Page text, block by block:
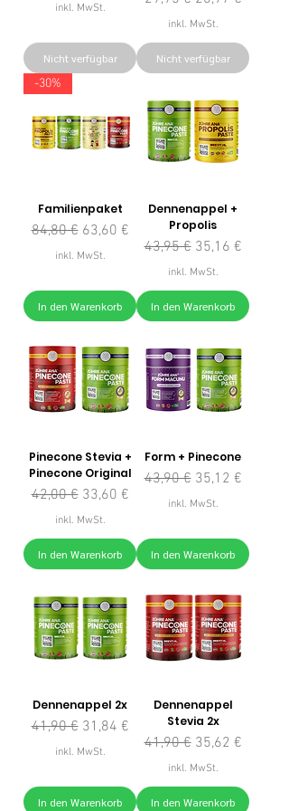
inkl. MwSt.
Nicht verfügbar
inkl. MwSt.
Nicht verfügbar
-30%
Familienpaket
Standardpreis
84,80 € Sale-Preis
63,60 €
inkl. MwSt.
In den Warenkorb
Dennenappel +
Propolis
Standardpreis
43,95 € Sale-Preis
35,16 €
inkl. MwSt.
In den Warenkorb
Pinecone Stevia +
Pinecone Original
Standardpreis
42,00 € Sale-Preis
33,60 €
inkl. MwSt.
In den Warenkorb
Form + Pinecone
Standardpreis
43,90 € Sale-Preis
35,12 €
inkl. MwSt.
In den Warenkorb
Dennenappel 2x
Standardpreis
41,90 € Sale-Preis
31,84 €
inkl. MwSt.
In den Warenkorb
Dennenappel
Stevia 2x
Standardpreis
41,90 € Sale-Preis
35,62 €
inkl. MwSt.
In den Warenkorb